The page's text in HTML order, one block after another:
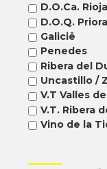
D.O.Ca. Rioja
D.O.Q.
Galicië
Penedes
Ribera del
Uncastillo /
V.T Valles
V.T. Ribera
Vino de la